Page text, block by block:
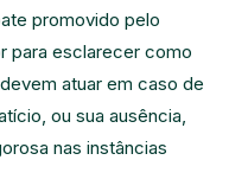
promovido pelo
para esclarecer como
atuar em caso de
ou sua ausência,
nas instâncias